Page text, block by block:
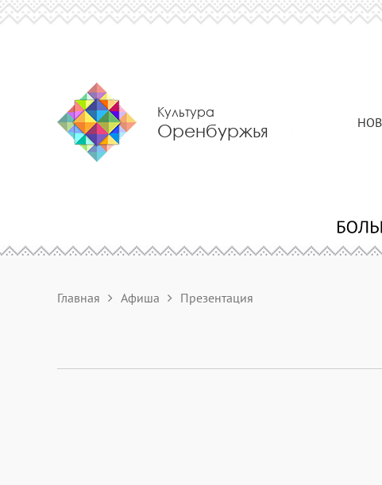
Культура
Оренбуржья
Главная Афиша Презентация